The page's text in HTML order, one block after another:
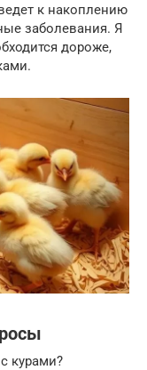
к накоплению
заболевания. Я
дороже,
курами?